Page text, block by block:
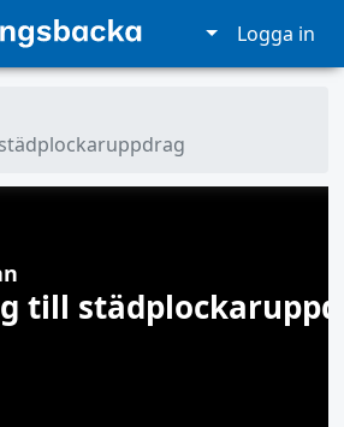
Logga in
till